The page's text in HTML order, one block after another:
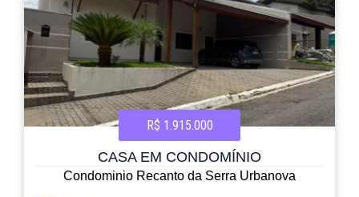
R$ 1.915.000
CASA EM CONDOMÍNIO
Condominio Recanto da Serra Urbanova